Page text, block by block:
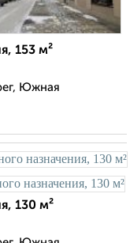
153 м²
Южная
130 м²